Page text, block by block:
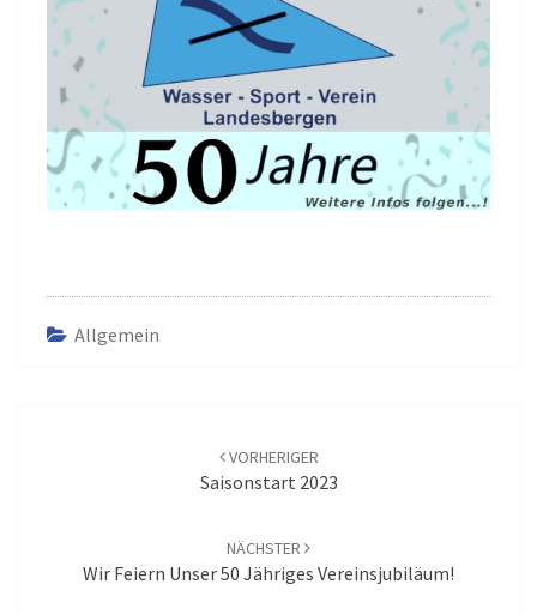
Allgemein
VORHERIGER
Saisonstart 2023
NÄCHSTER
Wir Feiern Unser 50 Jähriges Vereinsjubiläum!